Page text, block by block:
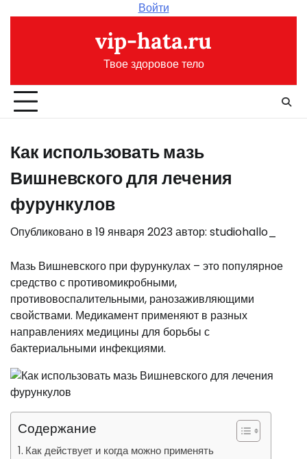
Войти
vip-hata.ru
Твое здоровое тело
Как использовать мазь
Вишневского для лечения
фурункулов
Опубликовано в 19 января 2023автор: studiohallo_
Мазь Вишневского при фурункулах – это популярное
средство с противомикробными,
противовоспалительными, ранозаживляющими
свойствами. Медикамент применяют в разных
направлениях медицины для борьбы с
бактериальными инфекциями.
Содержание
Как действует и когда можно применять